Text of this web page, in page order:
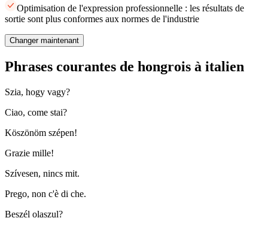
Optimisation de l'expression professionnelle : les résultats de
sortie sont plus conformes aux normes de l'industrie
Changer maintenant
Phrases courantes de hongrois à italien
Szia, hogy vagy?
Ciao, come stai?
Köszönöm szépen!
Grazie mille!
Szívesen, nincs mit.
Prego, non c'è di che.
Beszél olaszul?